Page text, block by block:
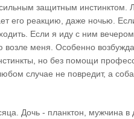
защитным инстинктом.
его реакцию, даже ночью.
Если я иду с ним
меня. Особенно
но без помощи
случае не повредит, а
Дочь - планктон, мужчина в